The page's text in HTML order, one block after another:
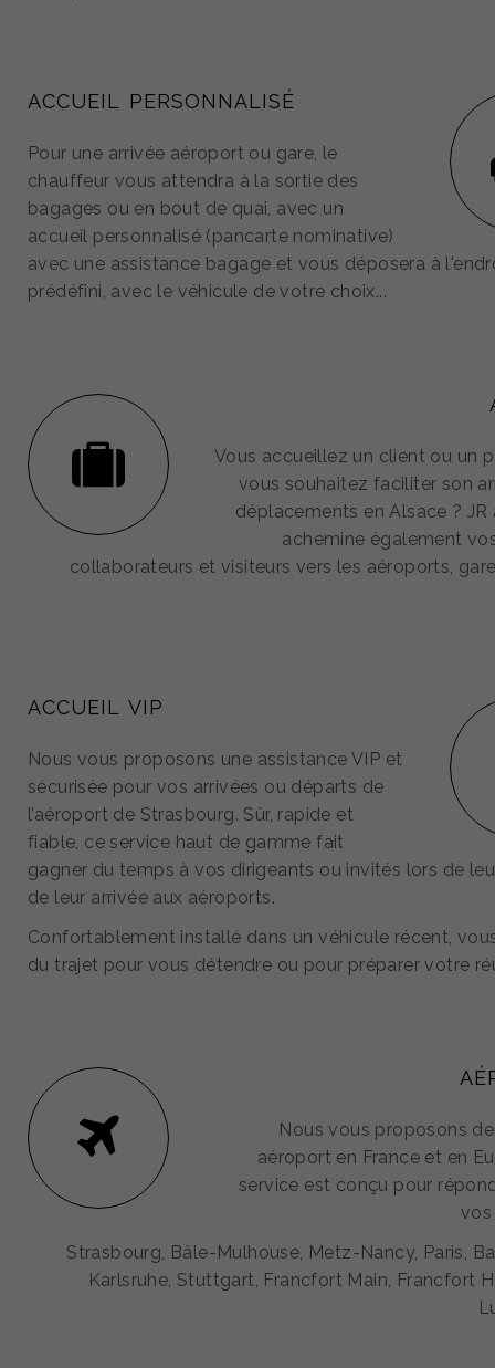
ACCUEIL PERSONNALISÉ
Pour une arrivée aéroport ou gare, le
chauffeur vous attendra à la sortie des
bagages ou en bout de quai, avec un
accueil personnalisé (pancarte nominative)
avec une assistance bagage et vous déposera à
prédéfini, avec le véhicule de votre choix...
Vous accueillez un client ou un
vous souhaitez faciliter son
déplacements en Alsace ?
achemine également
collaborateurs et visiteurs vers les aéroports,
ACCUEIL VIP
Nous vous proposons une assistance VIP et
sécurisée pour vos arrivées ou départs de
l’aéroport de Strasbourg. Sûr, rapide et
fiable, ce service haut de gamme fait
gagner du temps à vos dirigeants ou invités lors de
de leur arrivée aux aéroports.
Confortablement installé dans un véhicule récent,
du trajet pour vous détendre ou pour préparer votre
Nous vous proposons
aéroport en France et en
service est conçu pour
vos
Strasbourg, Bâle-Mulhouse, Metz-Nancy, Paris,
Karlsruhe, Stuttgart, Francfort Main, Francfort